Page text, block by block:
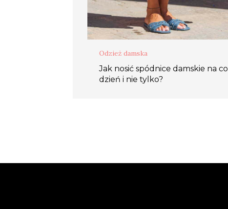
Odzież damska
Jak nosić spódnice damskie na co
dzień i nie tylko?